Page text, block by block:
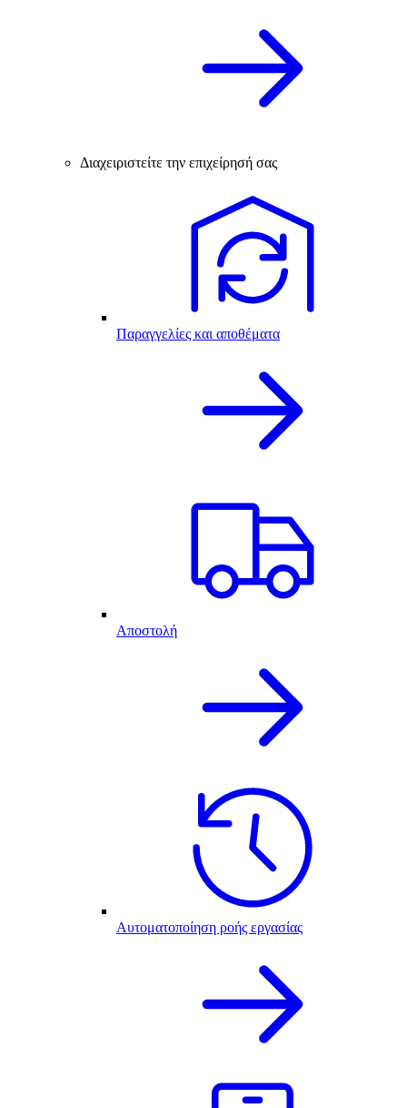
Διαχειριστείτε την επιχείρησή σας
Παραγγελίες και αποθέματα
Αποστολή
Αυτοματοποίηση ροής εργασίας